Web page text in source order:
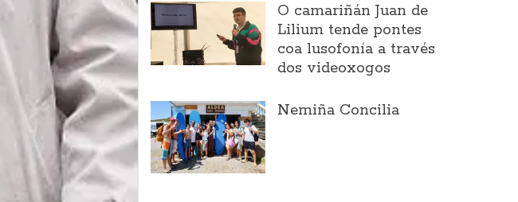
O camariñán Juan de
Lilium tende pontes
coa lusofonía a través
dos videoxogos
Nemiña Concilia